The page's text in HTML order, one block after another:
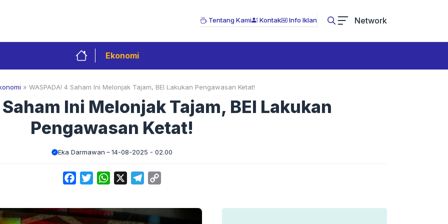
Tentang Kami Kontak Info Iklan Network
Ekonomi
» WASPADA! 4 Saham Ini Melonjak Tajam, BEI Lakukan Pengawasan Ketat!
Saham Ini Melonjak Tajam, BEI Lakukan
Pengawasan Ketat!
Eka Darmawan 14-08-2025 - 02.00
FacebookTwitterWhatsApp Telegram